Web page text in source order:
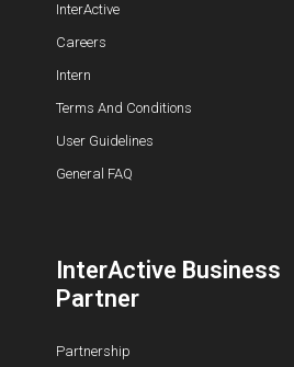
InterActive
Careers
Intern
Terms And Conditions
User Guidelines
General FAQ
InterActive Business
Partner
Partnership